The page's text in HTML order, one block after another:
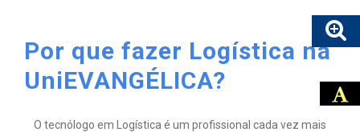
Por que fazer Logística na
UniEVANGÉLICA?
O tecnólogo em Logística é um profissional cada vez mais